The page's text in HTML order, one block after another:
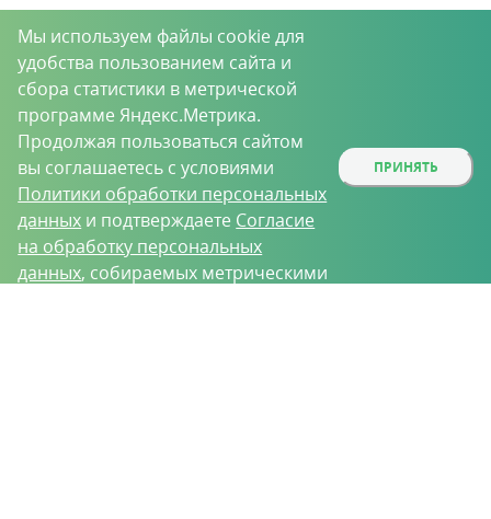
Мы используем файлы cookie для
удобства пользованием сайта и
сбора статистики в метрической
программе Яндекс.Метрика.
Продолжая пользоваться сайтом
вы соглашаетесь с условиями
Политики обработки персональных
данных и подтверждаете Согласие
на обработку персональных
данных, собираемых метрическими
ПРИНЯТЬ